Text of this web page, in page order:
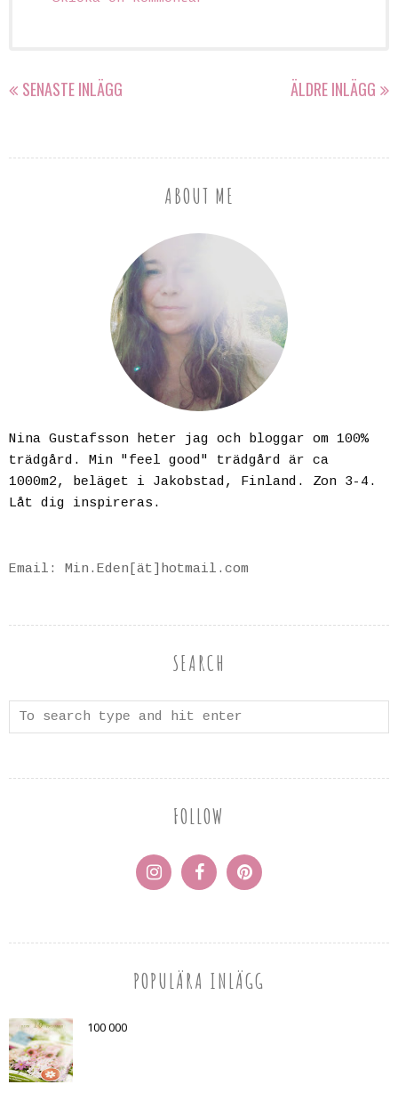
SENASTE INLÄGG ÄLDRE INLÄGG
ABOUT ME
Nina Gustafsson heter jag och bloggar om 100%
trädgård. Min "feel good" trädgård är ca
1000m2, beläget i Jakobstad, Finland. Zon 3-4.
Låt dig inspireras.
Email: Min.Eden[ät]hotmail.com
SEARCH
FOLLOW
POPULÄRA INLÄGG
100 000